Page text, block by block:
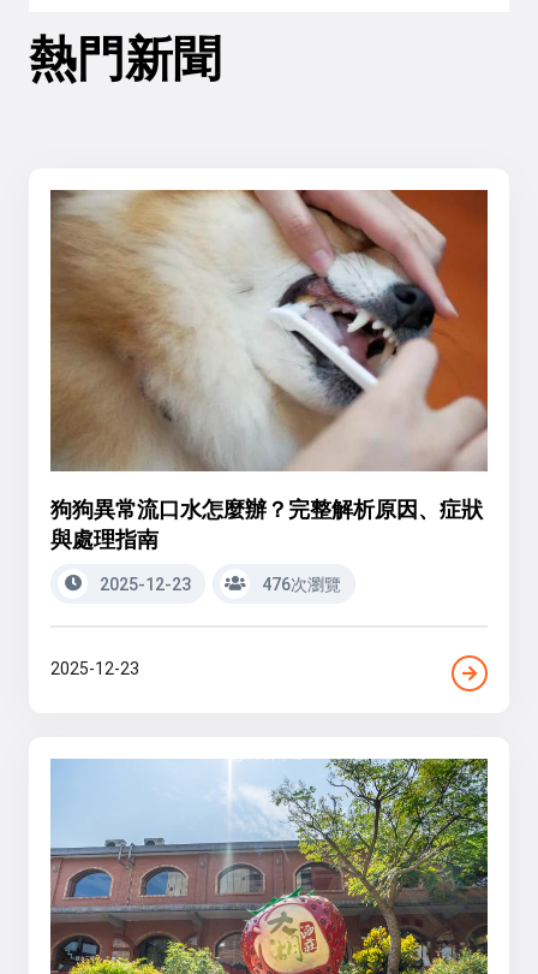
熱門新聞
狗狗異常流口水怎麼辦？完整解析原因、症狀
與處理指南
2025-12-23 476次瀏覽
2025-12-23